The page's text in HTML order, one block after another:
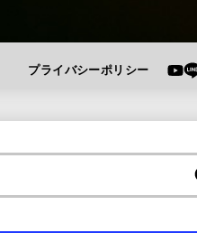
プライバシーポリシー